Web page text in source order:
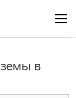
Menu
в
по